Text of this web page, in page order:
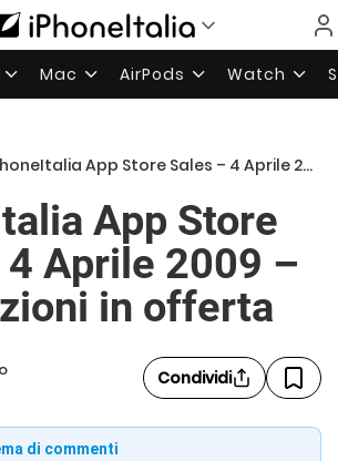
Mac AirPods Watch
App Store Sales – 4 Aprile 2009 – Applicazioni in offerta
App Store
Aprile 2009 –
in offerta
Condividi
di commenti